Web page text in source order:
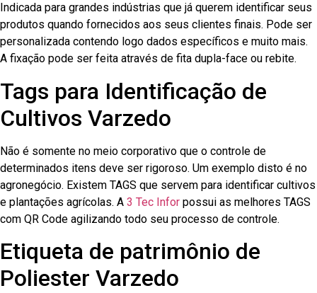
Indicada para grandes indústrias que já querem identificar seus
produtos quando fornecidos aos seus clientes finais. Pode ser
personalizada contendo logo dados específicos e muito mais.
A fixação pode ser feita através de fita dupla-face ou rebite.
Tags para Identificação de
Cultivos Varzedo
Não é somente no meio corporativo que o controle de
determinados itens deve ser rigoroso. Um exemplo disto é no
agronegócio. Existem TAGS que servem para identificar cultivos
e plantações agrícolas. A 3 Tec Infor possui as melhores TAGS
com QR Code agilizando todo seu processo de controle.
Etiqueta de patrimônio de
Poliester Varzedo